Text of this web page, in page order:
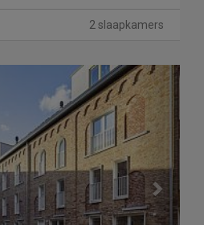
2 slaapkamers
Next